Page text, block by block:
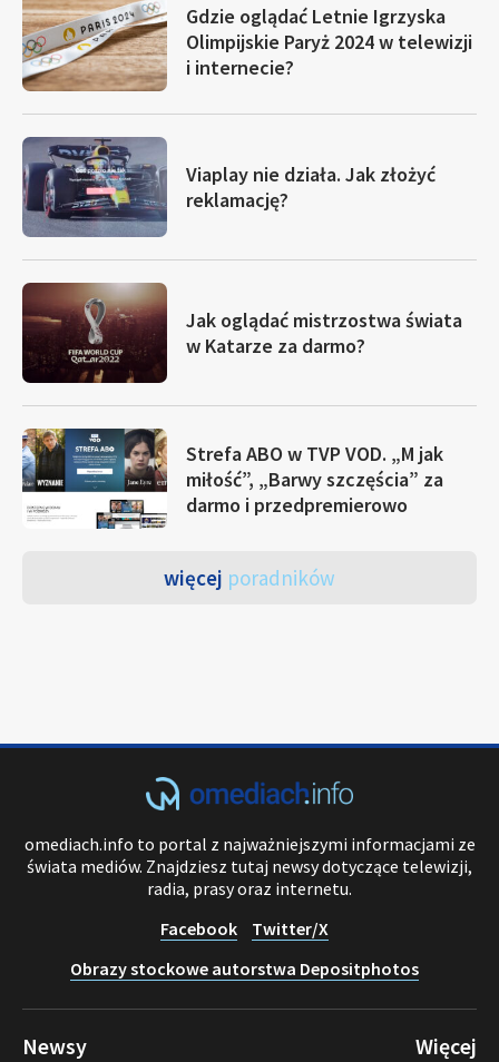
Gdzie oglądać Letnie Igrzyska
Olimpijskie Paryż 2024 w telewizji
i internecie?
Viaplay nie działa. Jak złożyć
reklamację?
Jak oglądać mistrzostwa świata
w Katarze za darmo?
Strefa ABO w TVP VOD. „M jak
miłość”, „Barwy szczęścia” za
darmo i przedpremierowo
więcej poradników
omediach.info to portal z najważniejszymi informacjami ze
świata mediów. Znajdziesz tutaj newsy dotyczące telewizji,
radia, prasy oraz internetu.
Facebook
Twitter/X
Obrazy stockowe autorstwa Depositphotos
Newsy Więcej